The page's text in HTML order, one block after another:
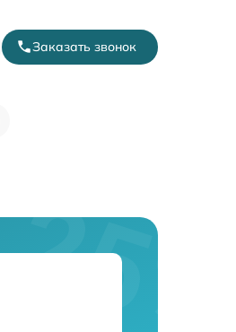
Заказать звонок